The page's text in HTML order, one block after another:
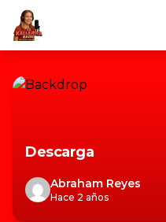
Descarga
Abraham Reyes
Hace 2 años